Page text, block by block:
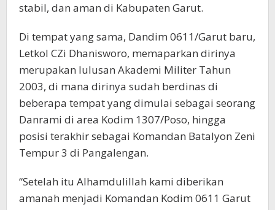
stabil, dan aman di Kabupaten Garut.
Di tempat yang sama, Dandim 0611/Garut baru,
Letkol CZi Dhanisworo, memaparkan dirinya
merupakan lulusan Akademi Militer Tahun
2003, di mana dirinya sudah berdinas di
beberapa tempat yang dimulai sebagai seorang
Danrami di area Kodim 1307/Poso, hingga
posisi terakhir sebagai Komandan Batalyon Zeni
Tempur 3 di Pangalengan.
“Setelah itu Alhamdulillah kami diberikan
amanah menjadi Komandan Kodim 0611 Garut